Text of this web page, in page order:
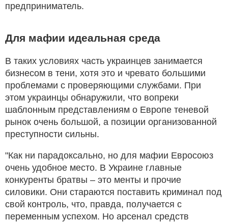
предприниматель.
Для мафии идеальная среда
В таких условиях часть украинцев занимается
бизнесом в тени, хотя это и чревато большими
проблемами с проверяющими службами. При
этом украинцы обнаружили, что вопреки
шаблонным представлениям о Европе теневой
рынок очень большой, а позиции организованной
преступности сильны.
"Как ни парадоксально, но для мафии Евросоюз
очень удобное место. В Украине главные
конкуренты братвы – это менты и прочие
силовики. Они стараются поставить криминал под
свой контроль, что, правда, получается с
переменным успехом. Но арсенал средств